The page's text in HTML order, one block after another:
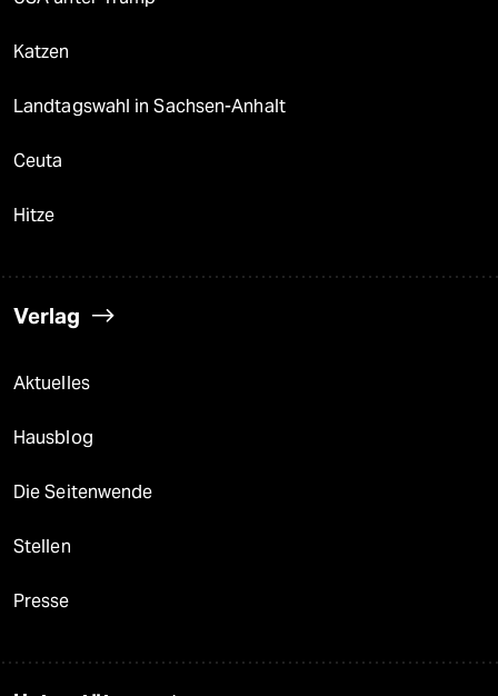
Katzen
Landtagswahl in Sachsen-Anhalt
Ceuta
Hitze
Verlag
Aktuelles
Hausblog
Die Seitenwende
Stellen
Presse